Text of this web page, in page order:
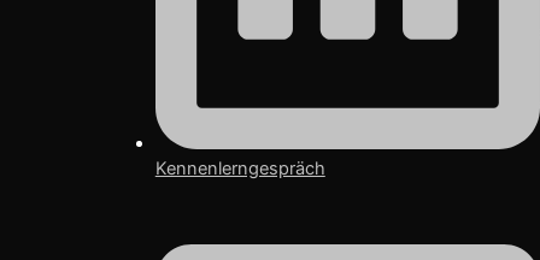
Kennenlerngespräch